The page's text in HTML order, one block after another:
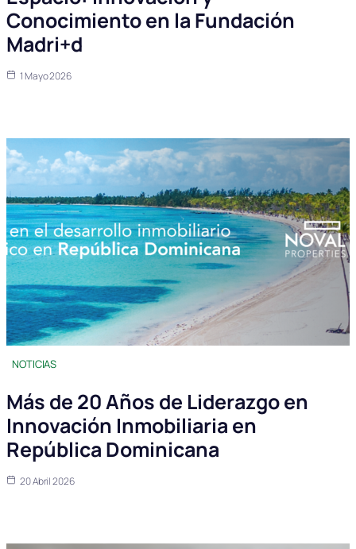
Conocimiento en la Fundación
Madri+d
1 Mayo 2026
NOTICIAS
Más de 20 Años de Liderazgo en
Innovación Inmobiliaria en
República Dominicana
20 Abril 2026